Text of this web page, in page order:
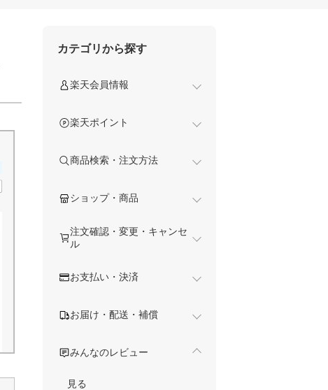
カテゴリから探す
楽天会員情報
楽天ポイント
商品検索・注文方法
ショップ・商品
注文確認・変更・キャンセ
ル
お支払い・決済
お届け・配送・補償
みんなのレビュー
見る